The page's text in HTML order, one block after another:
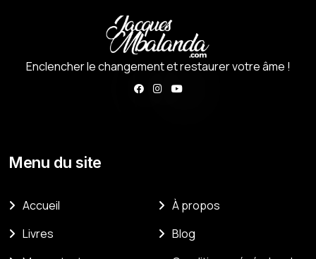
Enclencher le changement et restaurer votre âme !
Menu du site
Accueil
À propos
Livres
Blog